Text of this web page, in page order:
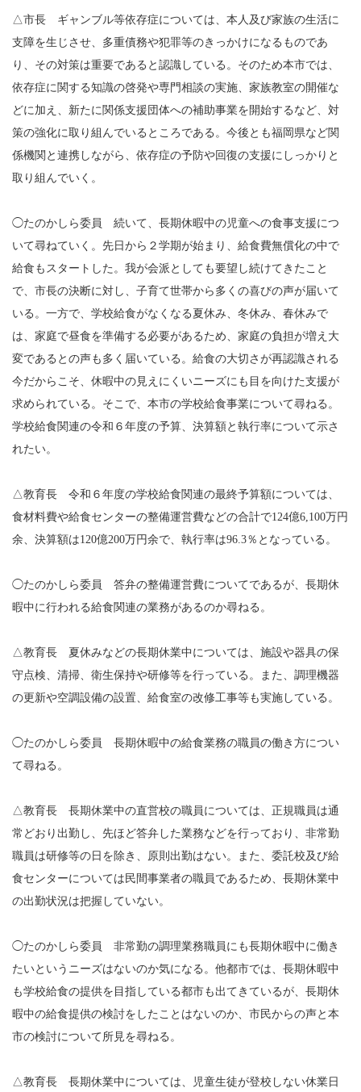
△市長 ギャンブル等依存症については、本人及び家族の生活に
支障を生じさせ、多重債務や犯罪等のきっかけになるものであ
り、その対策は重要であると認識している。そのため本市では、
依存症に関する知識の啓発や専門相談の実施、家族教室の開催な
どに加え、新たに関係支援団体への補助事業を開始するなど、対
策の強化に取り組んでいるところである。今後とも福岡県など関
係機関と連携しながら、依存症の予防や回復の支援にしっかりと
取り組んでいく。
◯たのかしら委員 続いて、長期休暇中の児童への食事支援につ
いて尋ねていく。先日から２学期が始まり、給食費無償化の中で
給食もスタートした。我が会派としても要望し続けてきたこと
で、市長の決断に対し、子育て世帯から多くの喜びの声が届いて
いる。一方で、学校給食がなくなる夏休み、冬休み、春休みで
は、家庭で昼食を準備する必要があるため、家庭の負担が増え大
変であるとの声も多く届いている。給食の大切さが再認識される
今だからこそ、休暇中の見えにくいニーズにも目を向けた支援が
求められている。そこで、本市の学校給食事業について尋ねる。
学校給食関連の令和６年度の予算、決算額と執行率について示さ
れたい。
△教育長 令和６年度の学校給食関連の最終予算額については、
食材料費や給食センターの整備運営費などの合計で124億6,100万円
余、決算額は120億200万円余で、執行率は96.3％となっている。
◯たのかしら委員 答弁の整備運営費についてであるが、長期休
暇中に行われる給食関連の業務があるのか尋ねる。
△教育長 夏休みなどの長期休業中については、施設や器具の保
守点検、清掃、衛生保持や研修等を行っている。また、調理機器
の更新や空調設備の設置、給食室の改修工事等も実施している。
◯たのかしら委員 長期休暇中の給食業務の職員の働き方につい
て尋ねる。
△教育長 長期休業中の直営校の職員については、正規職員は通
常どおり出勤し、先ほど答弁した業務などを行っており、非常勤
職員は研修等の日を除き、原則出勤はない。また、委託校及び給
食センターについては民間事業者の職員であるため、長期休業中
の出勤状況は把握していない。
◯たのかしら委員 非常勤の調理業務職員にも長期休暇中に働き
たいというニーズはないのか気になる。他都市では、長期休暇中
も学校給食の提供を目指している都市も出てきているが、長期休
暇中の給食提供の検討をしたことはないのか、市民からの声と本
市の検討について所見を尋ねる。
△教育長 長期休業中については、児童生徒が登校しない休業日